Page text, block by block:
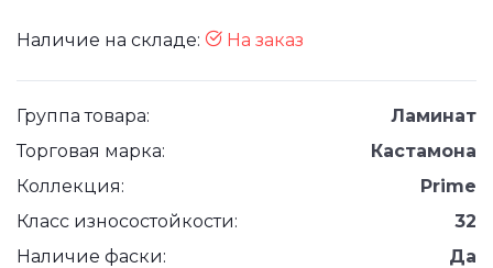
Наличие на складе: На заказ
Группа товара:
Ламинат
Торговая марка:
Кастамона
Коллекция:
Prime
Класс износостойкости:
32
Наличие фаски:
Да